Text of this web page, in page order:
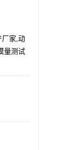
厂家,动
量测试